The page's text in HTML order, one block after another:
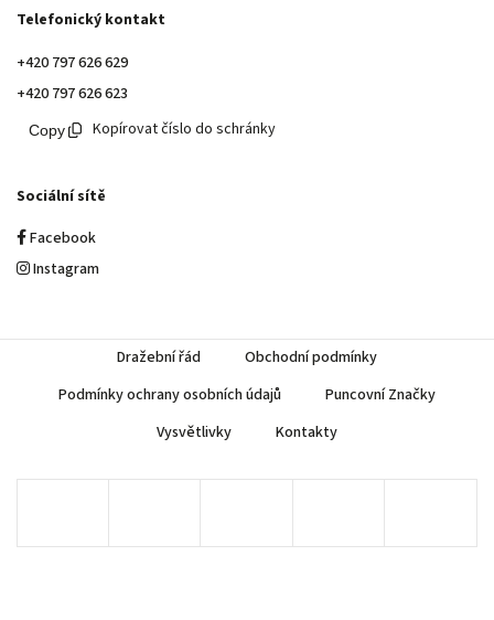
Telefonický kontakt
+420 797 626 629
+420 797 626 623
Kopírovat číslo do schránky
Sociální sítě
Facebook
Instagram
Dražební řád
Obchodní podmínky
Podmínky ochrany osobních údajů
Puncovní Značky
Vysvětlivky
Kontakty